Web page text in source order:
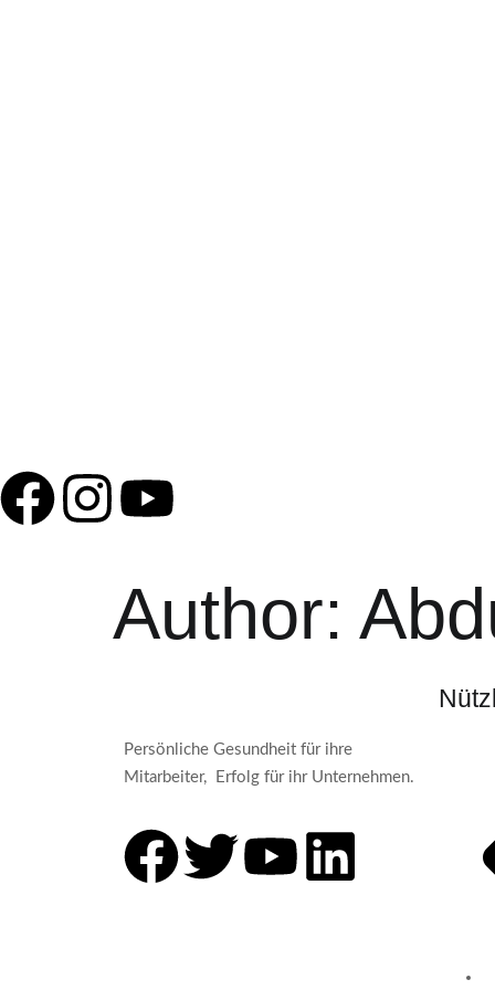
Author:
Persönliche Gesundheit für ihre
Mitarbeiter, Erfolg für ihr Unternehmen.